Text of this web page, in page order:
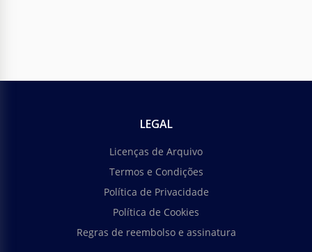
LEGAL
Licenças de Arquivo
Termos e Condições
Política de Privacidade
Política de Cookies
Regras de reembolso e assinatura